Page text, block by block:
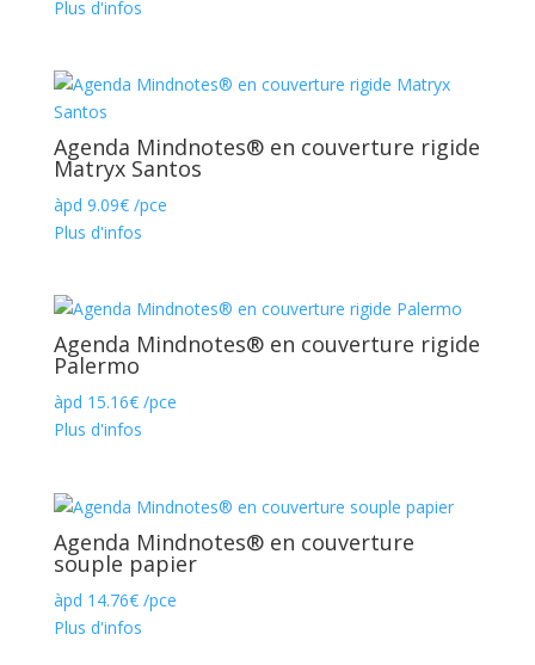
Plus d'infos
Agenda Mindnotes® en couverture rigide
Matryx Santos
àpd 9.09€/pce
Plus d'infos
Agenda Mindnotes® en couverture rigide
Palermo
àpd 15.16€/pce
Plus d'infos
Agenda Mindnotes® en couverture
souple papier
àpd 14.76€/pce
Plus d'infos